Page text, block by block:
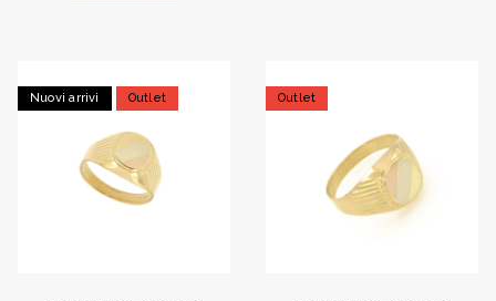
Nuovi arrivi Outlet Outlet